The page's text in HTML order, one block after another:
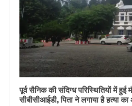
पूर्व सैनिक की संदिग्ध परिस्थितियों में हुई
सीबीसीआईडी, पिता ने लगाया है हत्या